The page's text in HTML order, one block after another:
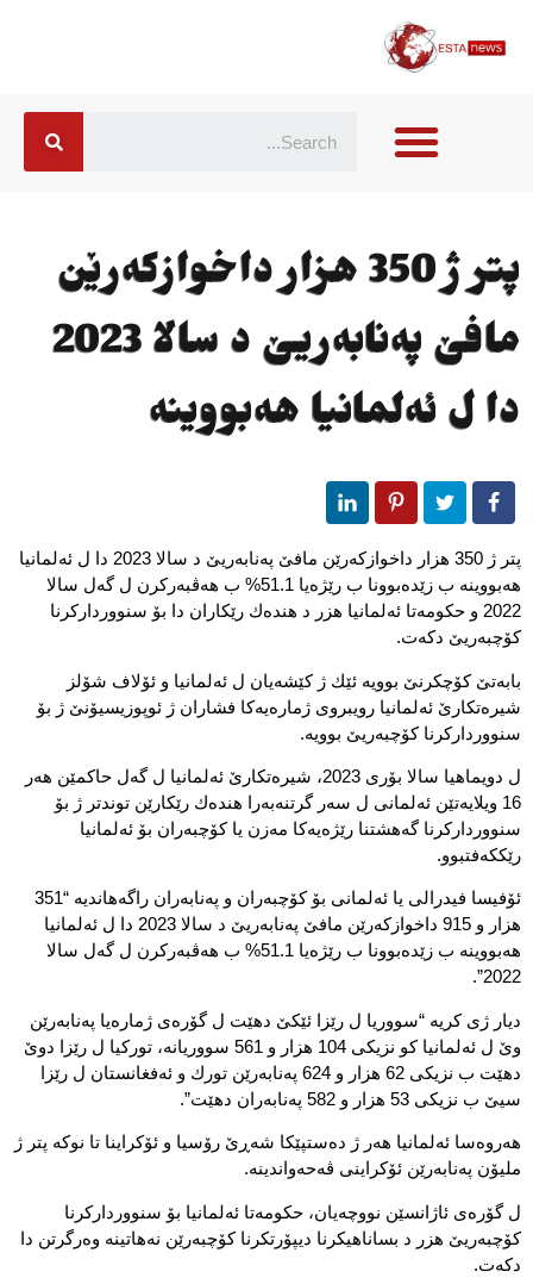
پتر ژ 350 هزار داخوازكه‌رێن
مافێ په‌نابه‌ریێ د سالا 2023
دا ل ئه‌لمانیا هه‌بووینه‌
پتر ژ 350 هزار داخوازكه‌رێن مافێ په‌نابه‌ریێ د سالا 2023 دا ل ئه‌لمانیا
هه‌بووینه‌ ب زێده‌بوونا ب رێژه‌یا 51.1% ب هه‌ڤبه‌ركرن ل گه‌ل سالا
2022 و حكومه‌تا ئه‌لمانیا هزر د هنده‌ك رێكاران دا بۆ سنوورداركرنا
كۆچبه‌ریێ دكه‌ت.
بابه‌تێ كۆچكرنێ بوویه‌ ئێك ژ كێشه‌یان ل ئه‌لمانیا و ئۆلاف شۆلز
شیره‌تكارێ ئه‌لمانیا رویبروى ژماره‌یه‌كا فشاران ژ ئوپوزیسیۆنێ ژ بۆ
سنوورداركرنا كۆچبه‌ریێ بوویه‌.
ل دویماهیا سالا بۆرى 2023، شیره‌تكارێ ئه‌لمانیا ل گه‌ل حاكمێن هه‌ر
16 ویلایه‌تێن ئه‌لمانى ل سه‌ر گرتنه‌به‌را هنده‌ك رێكارێن توندتر ژ بۆ
سنوورداركرنا گه‌هشتنا رێژه‌یه‌كا مه‌زن یا كۆچبه‌ران بۆ ئه‌لمانیا
رێككه‌فتبوو.
ئۆفیسا فیدرالى یا ئه‌لمانى بۆ كۆچبه‌ران و په‌نابه‌ران راگه‌هاندیه‌ “351
هزار و 915 داخوازكه‌رێن مافێ په‌نابه‌ریێ د سالا 2023 دا ل ئه‌لمانیا
هه‌بووینه‌ ب زێده‌بوونا ب رێژه‌یا 51.1% ب هه‌ڤبه‌ركرن ل گه‌ل سالا
2022”.
ديار ژى كریه‌ “سووریا ل رێزا ئێكێ دهێت ل گۆره‌ى ژماره‌یا په‌نابه‌رێن
وێ ل ئه‌لمانیا كو نزیكى 104 هزار و 561 سووریانه‌، توركیا ل رێزا دوێ
دهێت ب نزیكى 62 هزار و 624 په‌نابه‌رێن تورك و ئه‌فغانستان ل رێزا
سیێ ب نزیكى 53 هزار و 582 په‌نابه‌ران دهێت”.
هه‌روه‌سا ئه‌لمانیا هه‌ر ژ ده‌ستپێكا شه‌ڕێ رۆسیا و ئۆكراینا تا نوكه‌ پتر ژ
ملیۆن په‌نابه‌رێن ئۆكراینى ڤه‌حه‌واندینه‌.
ل گۆره‌ى ئاژانسێن نووچه‌یان، حكومه‌تا ئه‌لمانیا بۆ سنوورداركرنا
كۆچبه‌ریێ هزر د بساناهیكرنا دیپۆرتكرنا كۆچبه‌رێن نه‌هاتینه‌ وه‌رگرتن دا
دكه‌ت.